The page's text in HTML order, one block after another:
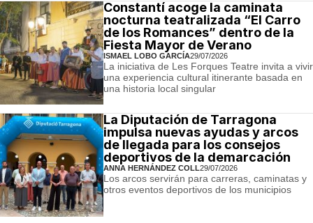
Constantí acoge la caminata
nocturna teatralizada “El Carro
de los Romances” dentro de la
Fiesta Mayor de Verano
ISMAEL LOBO GARCÍA29/07/2026
La iniciativa de Les Forques Teatre invita a vivir
una experiencia cultural itinerante basada en
una historia local singular
La Diputación de Tarragona
impulsa nuevas ayudas y arcos
de llegada para los consejos
deportivos de la demarcación
ANNA HERNÁNDEZ COLL29/07/2026
Los arcos servirán para carreras, caminatas y
otros eventos deportivos de los municipios